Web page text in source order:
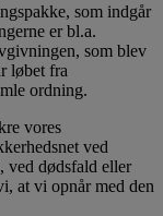
som indgår
er bl.a.
som blev
løbet fra
ordning.
vores
ved
ved dødsfald eller
at vi opnår med den